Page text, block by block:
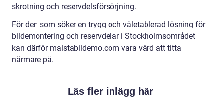
skrotning och reservdelsförsörjning.
För den som söker en trygg och väletablerad lösning för
bildemontering och reservdelar i Stockholmsområdet
kan därför malstabildemo.com vara värd att titta
närmare på.
Läs fler inlägg här